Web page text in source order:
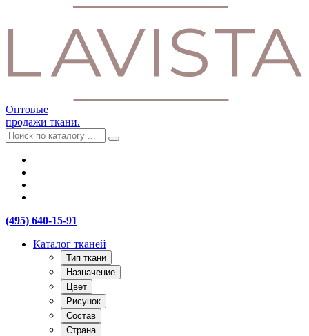
Оптовые
продажи ткани.
(495) 640-15-91
Каталог тканей
Тип ткани
Назначение
Цвет
Рисунок
Состав
Страна